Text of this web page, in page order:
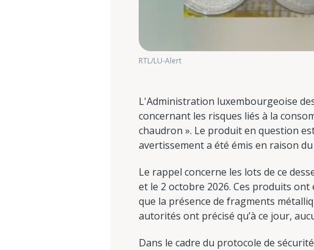
RTL/LU-Alert
L'Administration luxembourgeoise
concernant les risques liés à la
chaudron ». Le produit en question
avertissement a été émis en raison
Le rappel concerne les lots de ce
et le 2 octobre 2026. Ces produits
que la présence de fragments
autorités ont précisé qu’à ce jour,
Dans le cadre du protocole de